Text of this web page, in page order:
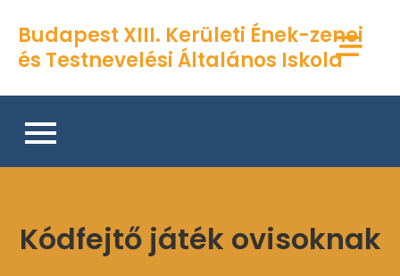
content
Budapest XIII. Kerületi Ének-zenei
és Testnevelési Általános Iskola
Kódfejtő játék ovisoknak